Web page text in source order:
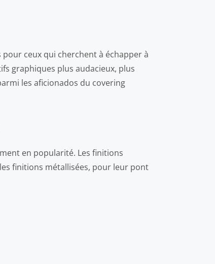
ceux qui cherchent à échapper à
graphiques plus audacieux, plus
les aficionados du covering
en popularité. Les finitions
finitions métallisées, pour leur pont